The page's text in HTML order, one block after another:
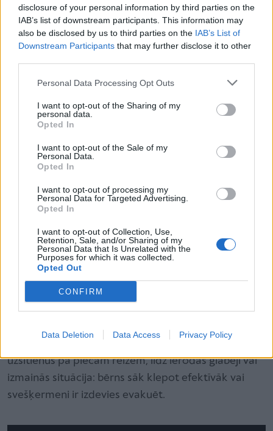
disclosure of your personal information by third parties on the
IAB’s list of downstream participants. This information may
also be disclosed by us to third parties on the IAB’s List of
Downstream Participants that may further disclose it to other
Personal Data Processing Opt Outs
I want to opt-out of the Sharing of my
personal data.
Opted In
I want to opt-out of the Sale of my
Personal Data.
Opted In
I want to opt-out of processing my
Personal Data for Targeted Advertising.
Opted In
I want to opt-out of Collection, Use,
Retention, Sale, and/or Sharing of my
Personal Data that Is Unrelated with the
Purposes for which it was collected.
Opted Out
CONFIRM
Data Deletion Data Access Privacy Policy
ka tas izdosies, tad ar saviem pirkstiem
necenšamies svešķermeni izdabūt ārā, bet pārejam
pie piecām krūškurvja kompresijām.
5) Krūškurvja kompresijas. Atrodam krūšu viduslīniju,
novelkam iedomātu perpendikulāru līniju starp
krūšu “zirnīšiem” un šajā iedomātajā krustpunktā
spilventiņus, un veicam piecas reizes masāžu
dziļumā – vidēji viena trešdaļa no bērna krūškurvja
apkārtmēra.
jeb masāžas, atkārtoti pārbaudām muti, vai
svešķermenis nav pavirzījies uz priekšu un mēs to
nevaram ērti evakuēt. Ja tas tā nav, atkal griežam
bērnu uz vēdera un atkārtojam piecas reizes
muguras uzsitienus. Tā secīgi, ikreiz pārbaudot muti
uzsitienus pa piecām reizēm, līdz ierodas glābēji vai
izmainās situācija: bērns sāk klepot efektīvāk vai
svešķermeni ir izdevies evakuēt.